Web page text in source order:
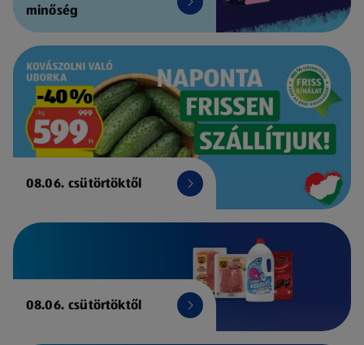
minőség
08.06. csütörtöktől
08.06. csütörtöktől